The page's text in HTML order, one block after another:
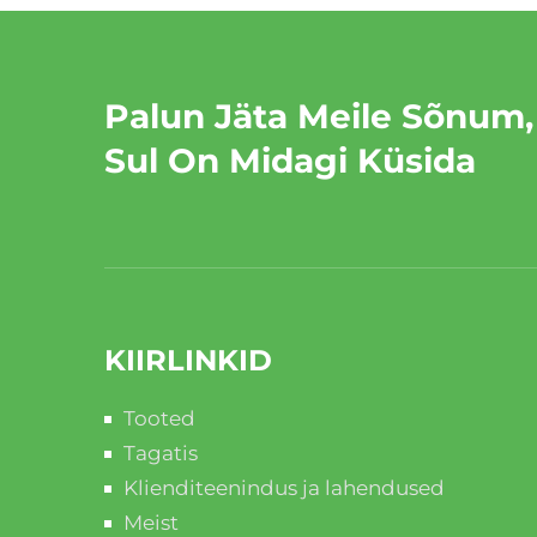
Palun Jäta Meile
Sul On Midagi Küsida
KIIRLINKID
Tooted
Tagatis
Klienditeenindus ja lahendused
Meist